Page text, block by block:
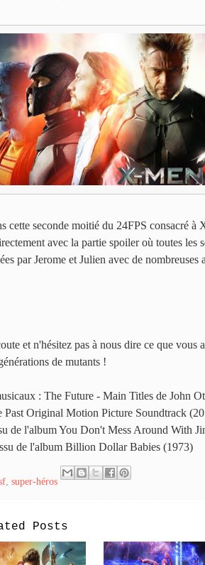
cette seconde moitié du 24FPS consacré
avec la partie spoiler où toutes les
par Jerome et Julien avec de nombreuses
et n'hésitez pas à nous dire ce que vous
de mutants !
: The Future - Main Titles de John
Past Original Motion Picture Soundtrack
de l'album You Don't Mess Around With
de l'album Billion Dollar Babies (1973)
super-héros
Posts